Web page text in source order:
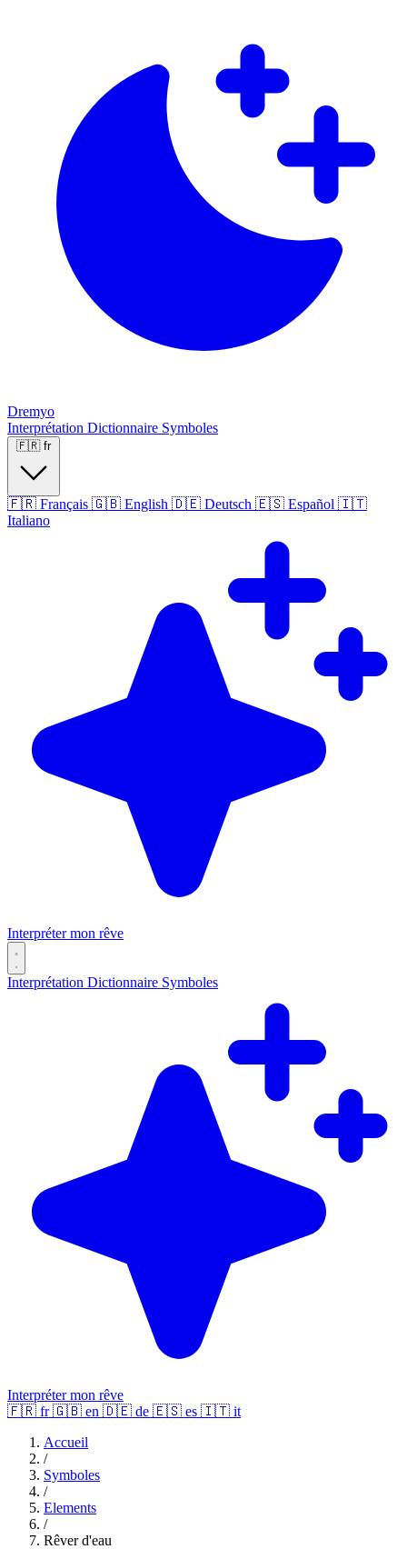
Dremyo
Interprétation Dictionnaire Symboles
🇫🇷 fr
🇫🇷 Français 🇬🇧 English 🇩🇪 Deutsch 🇪🇸 Español 🇮🇹
Italiano
Interpréter mon rêve
Interprétation Dictionnaire Symboles
Interpréter mon rêve
🇫🇷 fr 🇬🇧 en 🇩🇪 de 🇪🇸 es 🇮🇹 it
Accueil
/
Symboles
/
Elements
/
Rêver d'eau